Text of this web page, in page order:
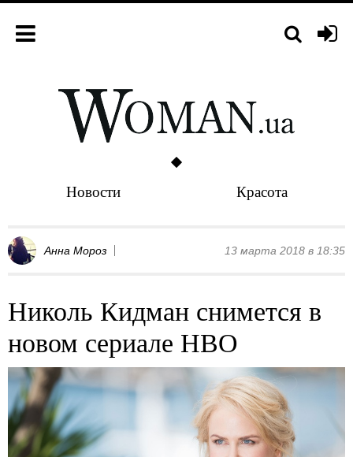
Новости Красота
Анна Мороз 13 марта 2018 в 18:35
Николь Кидман снимется в
новом сериале НВО